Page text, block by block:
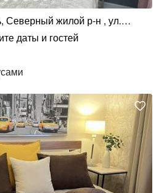
Северный жилой р-н , ул.
26Б
даты и гостей